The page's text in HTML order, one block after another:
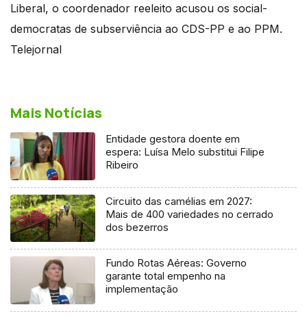
Liberal, o coordenador reeleito acusou os social-
democratas de subserviência ao CDS-PP e ao PPM.
Telejornal
Mais Notícias
Entidade gestora doente em
espera: Luísa Melo substitui Filipe
Ribeiro
Circuito das camélias em 2027:
Mais de 400 variedades no cerrado
dos bezerros
Fundo Rotas Aéreas: Governo
garante total empenho na
implementação